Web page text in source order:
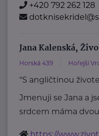
+420 792 262 128
Jana Kalenská,
Horská 439 Hořejší
“S angličtinou
Jmenuji se Jana a
srdcem máma dvou